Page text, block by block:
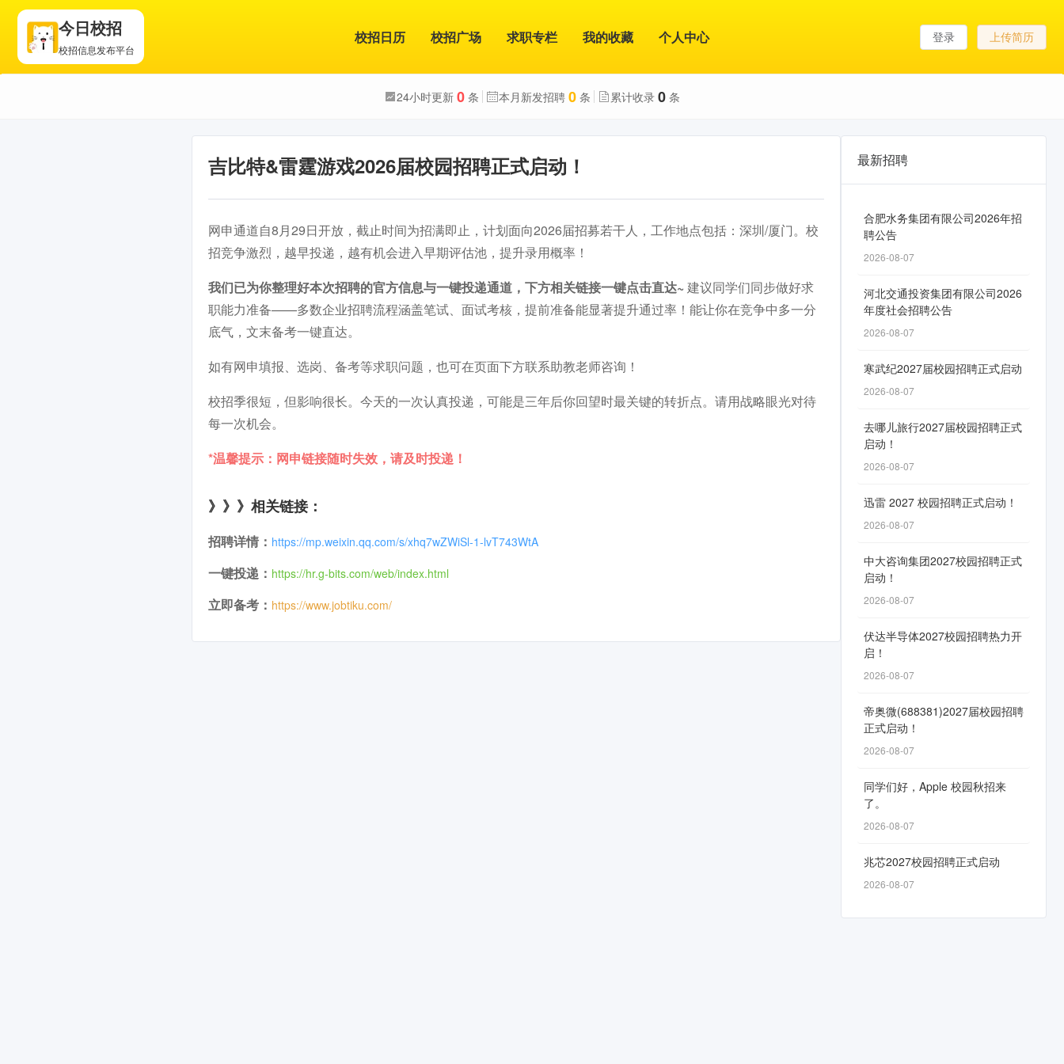
今日校招
校招信息发布平台
校招日历 校招广场 求职专栏 我的收藏 个人中心 登录 上传简历
24小时更新 0 条 本月新发招聘 0 条 累计收录 0 条
吉比特&雷霆游戏2026届校园招聘正式启动！
网申通道自8月29日开放，截止时间为招满即止，计划面向2026届招募若干人，工作地点包括：深圳/厦门。校
招竞争激烈，越早投递，越有机会进入早期评估池，提升录用概率！
我们已为你整理好本次招聘的官方信息与一键投递通道，下方相关链接一键点击直达~ 建议同学们同步做好求
职能力准备——多数企业招聘流程涵盖笔试、面试考核，提前准备能显著提升通过率！能让你在竞争中多一分
底气，文末备考一键直达。
如有网申填报、选岗、备考等求职问题，也可在页面下方联系助教老师咨询！
校招季很短，但影响很长。今天的一次认真投递，可能是三年后你回望时最关键的转折点。请用战略眼光对待
每一次机会。
*温馨提示：网申链接随时失效，请及时投递！
》》》相关链接：
招聘详情： https://mp.weixin.qq.com/s/xhq7wZWiSl-1-lvT743WtA
一键投递： https://hr.g-bits.com/web/index.html
立即备考： https://www.jobtiku.com/
最新招聘
合肥水务集团有限公司2026年招
聘公告
2026-08-07
河北交通投资集团有限公司2026
年度社会招聘公告
2026-08-07
寒武纪2027届校园招聘正式启动
2026-08-07
去哪儿旅行2027届校园招聘正式
启动！
2026-08-07
迅雷 2027 校园招聘正式启动！
2026-08-07
中大咨询集团2027校园招聘正式
启动！
2026-08-07
伏达半导体2027校园招聘热力开
启！
2026-08-07
帝奥微(688381)2027届校园招聘
正式启动！
2026-08-07
同学们好，Apple 校园秋招来
了。
2026-08-07
兆芯2027校园招聘正式启动
2026-08-07